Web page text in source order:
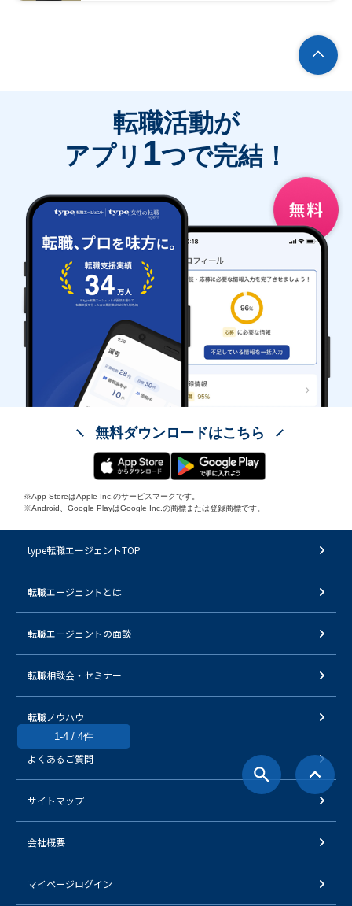
1-4 / 4件
転職活動が
アプリ 1つで完結！
無料ダウンロードはこちら
※App StoreはApple Inc.のサービスマークです。
※Android、Google PlayはGoogle Inc.の商標または登録商標です。
type転職エージェントTOP
転職エージェントとは
転職エージェントの面談
転職相談会・セミナー
転職ノウハウ
よくあるご質問
サイトマップ
会社概要
マイページログイン